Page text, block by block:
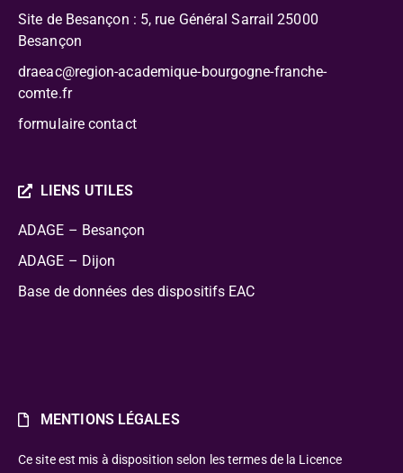
Site de Besançon : 5, rue Général Sarrail 25000
Besançon
draeac@region-academique-bourgogne-franche-
comte.fr
formulaire contact
LIENS UTILES
ADAGE – Besançon
ADAGE – Dijon
Base de données des dispositifs EAC
MENTIONS LÉGALES
Ce site est mis à disposition selon les termes de la Licence